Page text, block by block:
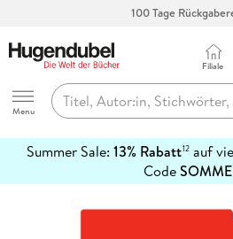
100 Tage
Hugendubel
Menu
Filiale
Summer Sale: 13% Rabatt12auf
Code
erfahren